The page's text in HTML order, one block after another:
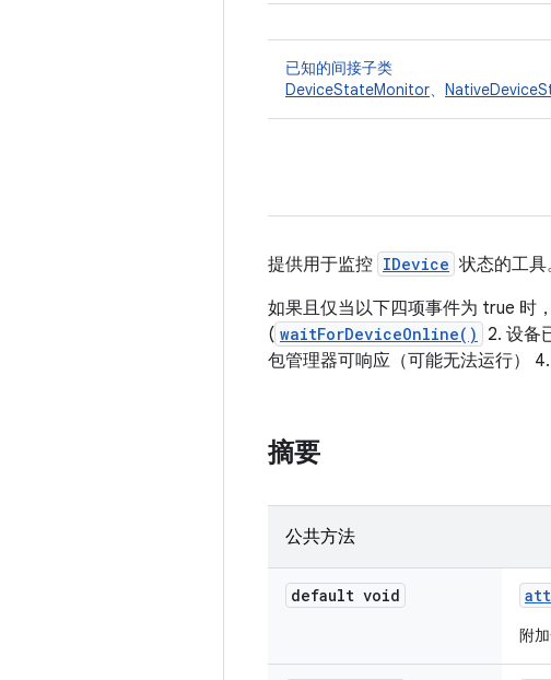
已知的间接子类
DeviceStateMonitor、
提供用于监控 IDevice 状态的工具
如果且仅当以下四项事件为 true 时
( waitForDeviceOnline()
2. 设备
包管理器可响应（可能无法运行）
摘要
公共方法
default void
附